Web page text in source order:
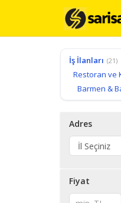
İş İlanları (21)
Restoran ve
Barmen &
Adres
Fiyat